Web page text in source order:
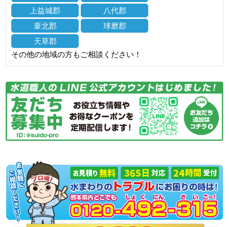
上益城郡
八代郡
葦北郡
球磨郡
天草郡
その他の地域の方もご相談ください！